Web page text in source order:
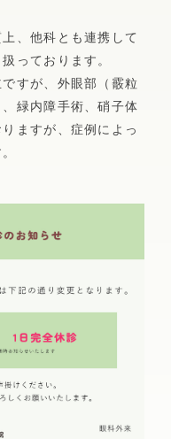
皮膚科
、他科とも連携して
っております。
すが、外眼部（霰粒
緑内障手術、硝子体
ますが、症例によっ